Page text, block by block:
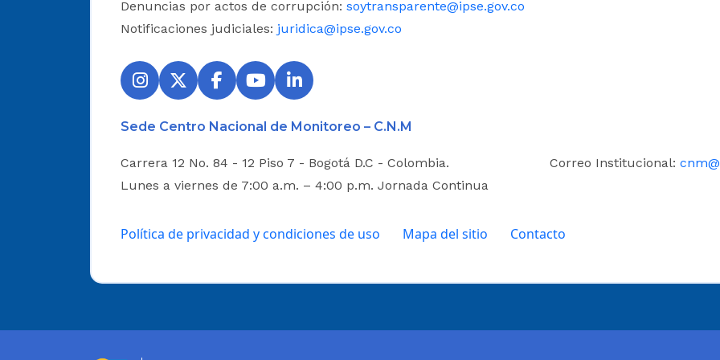
Denuncias por actos de corrupción: soytransparente@ipse.gov.co
Notificaciones judiciales: juridica@ipse.gov.co
Sede Centro Nacional de Monitoreo – C.N.M
Carrera 12 No. 84 - 12 Piso 7 - Bogotá D.C - Colombia.
Lunes a viernes de 7:00 a.m. – 4:00 p.m. Jornada Continua
Correo Institucional:
Política de privacidad y condiciones de uso Mapa del sitio Contacto